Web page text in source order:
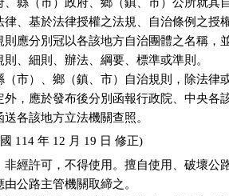
律、基於法律授權之法規、自治條例之授
則應分別冠以各該地方自治團體之名稱，
則、細則、辦法、綱要、標準或準則。
（市）、鄉（鎮、市）自治規則，除法律
外，應於發布後分別函報行政院、中央各
各該地方立法機關查照。
114 年 12 月 19 日 修正)
非經許可，不得使用。擅自使用、破壞公
應由公路主管機關取締之